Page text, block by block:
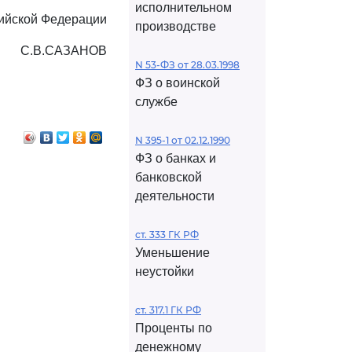
Федерации
С.В.САЗАНОВ
исполнительном
производстве
N 53-ФЗ от 28.03.1998
ФЗ о воинской
службе
N 395-1 от 02.12.1990
ФЗ о банках и
банковской
деятельности
ст. 333 ГК РФ
Уменьшение
неустойки
ст. 317.1 ГК РФ
Проценты по
денежному